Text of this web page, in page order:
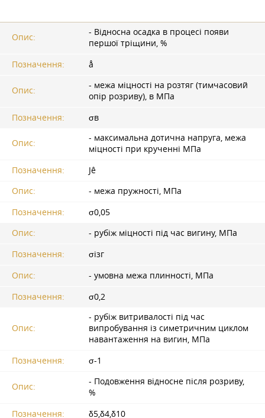
Опис:
- Відносна осадка в процесі появи
першої тріщини, %
Позначення:
å
Опис:
- межа міцності на розтяг (тимчасовий
опір розриву), в МПа
Позначення:
σв
Опис:
- максимальна дотична напруга, межа
міцності при крученні МПа
Позначення:
Jê
Опис:
- межа пружності, МПа
Позначення:
σ0,05
Опис:
- рубіж міцності під час вигину, МПа
Позначення:
σізг
Опис:
- умовна межа плинності, МПа
Позначення:
σ0,2
Опис:
- рубіж витривалості під час
випробування із симетричним циклом
навантаження на вигин, МПа
Позначення:
σ-1
Опис:
- Подовження відносне після розриву,
%
Позначення:
δ5,δ4,δ10